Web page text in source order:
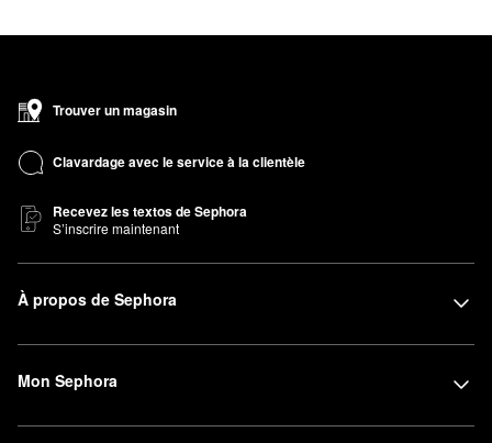
Trouver un magasin
Clavardage avec le service à la clientèle
Recevez les textos de Sephora
S’inscrire maintenant
À propos de Sephora
Mon Sephora